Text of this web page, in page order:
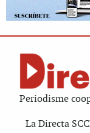
Periodisme
La Directa